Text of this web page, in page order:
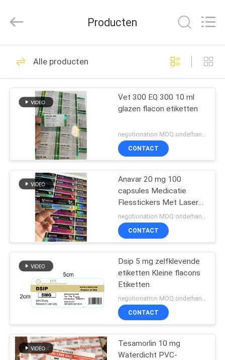
HUIS
PRODUCTEN
ONGEVEER
FABRIEKSREIS
KWALITEITSCONTROLE
CONTACTEER
ONS
NIEUWS
GEVALLEN
SITEMAP
Industry
Rights
De Etiketten van het
glasflesje
335
Etiketten van de
injectieflacon
256
10mL flesjeetiketten
139
Producten
Alle producten
Vet 300 EQ 300 10 ml
glazen flacon etiketten
negotionation MOQ:onderhandeling
CONTACT
Anavar 20 mg 100
capsules Medicatie
Flesstickers Met Laser
Effect
CONTACT
Dsip 5 mg zelfklevende
etiketten Kleine flacons
Etiketten
CONTACT
Tesamorlin 10 mg
Waterdicht PVC-